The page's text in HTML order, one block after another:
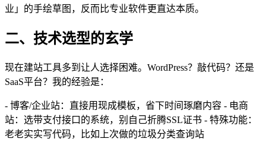
业」的手绘草图，反而比专业软件更直达本质。
二、技术选型的玄学
现在建站工具多到让人选择困难。WordPress？敲代码？还是
SaaS平台？我的经验是：
- 博客/企业站：直接用现成模板，省下时间琢磨内容 - 电商
站：选带支付接口的系统，别自己折腾SSL证书 - 特殊功能：
老老实实写代码，比如上次做的垃圾分类查询站